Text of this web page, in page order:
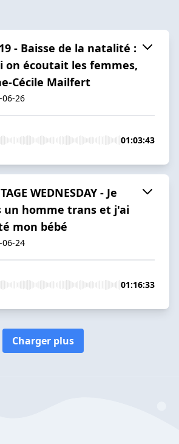
- Baisse de la natalité :
on écoutait les femmes,
Cécile Mailfert
06-26
01:03:43
WEDNESDAY - Je
un homme trans et j'ai
mon bébé
06-24
01:16:33
Charger plus